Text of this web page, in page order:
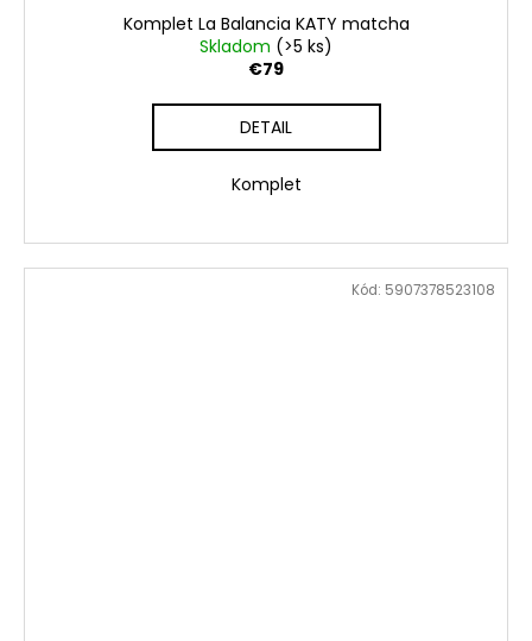
Komplet La Balancia KATY matcha
Skladom (>5 ks)
€79
DETAIL
Komplet
Kód: 5907378523108